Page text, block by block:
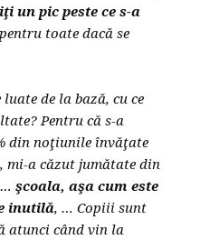
un pic peste ce s-a
toate dacă se
de la bază, cu ce
Pentru că s-a
din noţiunile învăţate
a căzut jumătate din
…şcoala, aşa cum este
inutilă, … Copiii sunt
atunci când vin la